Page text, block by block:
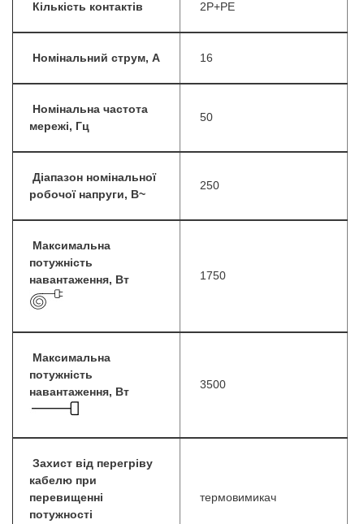
Кількість контактів 2P+PE
Номінальний струм, А 16
Номінальна частота
мережі, Гц
50
Діапазон номінальної
робочої напруги, В~
250
Максимальна
потужність
навантаження, Вт
1750
Максимальна
потужність
навантаження, Вт
3500
Захист від перегріву
кабелю при
перевищенні
потужності
термовимикач